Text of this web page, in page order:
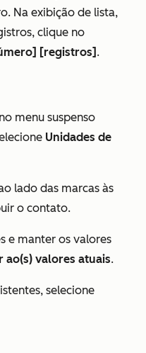
Na exibição de lista,
clique no
[registros] .
menu suspenso
Unidades de
lado das marcas às
o contato.
e manter os valores
ao(s) valores atuais.
selecione